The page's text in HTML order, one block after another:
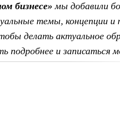
бизнесе»мы добавили
темы, концепции
делать актуальное
подробнее и записаться